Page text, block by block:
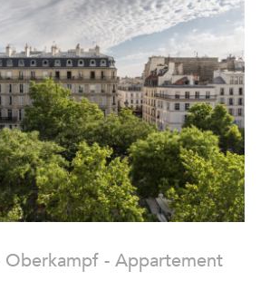
VOIR LE BIEN
Oberkampf - Appartement